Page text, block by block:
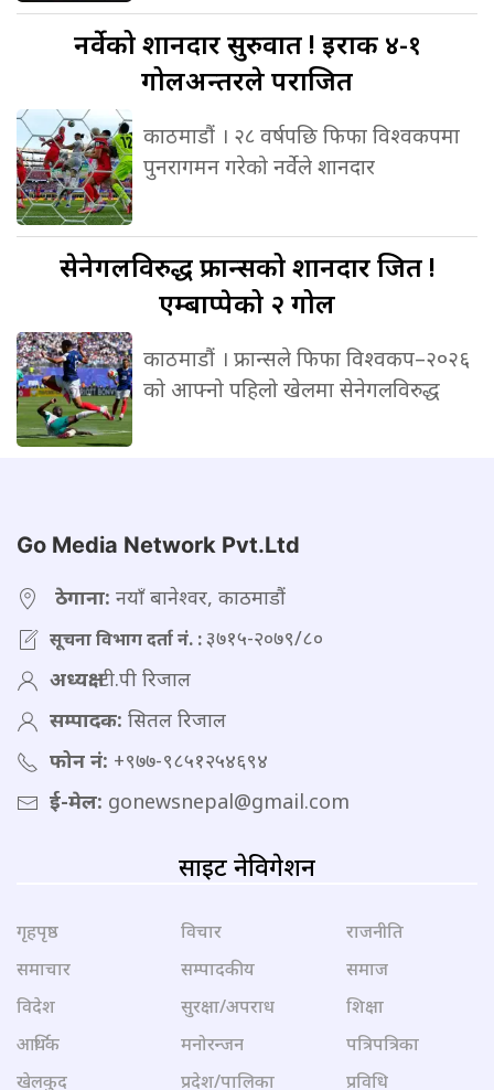
नर्वेकोशानदार सुरुवात ! इराक ४-१
गोलअन्तरले पराजित
काठमाडौं । २८ वर्षपछि फिफा विश्वकपमा
पुनरागमन गरेको नर्वेले शानदार
सेनेगलविरुद्धफ्रान्सको शानदार जित !
एम्बाप्पेको २ गोल
काठमाडौं । फ्रान्सले फिफा विश्वकप–२०२६
को आफ्नो पहिलो खेलमा सेनेगलविरुद्ध
Go Media Network Pvt.Ltd
ठेगाना: नयाँ बानेश्वर, काठमाडौं
सूचना विभाग दर्ता नं. :३७१५-२०७९/८०
अध्यक्ष:टी.पी रिजाल
सम्पादक: सितल रिजाल
फोन नं: +९७७-९८५१२५४६९४
ई-मेल: gonewsnepal@gmail.com
साइट नेविगेशन
गृहपृष्ठ
समाचार
विदेश
आर्थिक
खेलकुद
विचार
सम्पादकीय
सुरक्षा/अपराध
मनोरन्जन
प्रदेश/पालिका
राजनीति
समाज
शिक्षा
पत्रिपत्रिका
प्रविधि